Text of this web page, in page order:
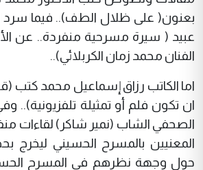
بعنون( على ظلال الطف).. فيما
عبيد ( سيرة مسرحية منفردة.. عن
الفنان محمد زمان الكربلائي)..
اما الكاتب رزاق إسماعيل محمد كتب
ان تكون فلم أو تمثيلة تلفزيونية)..
الصحفي الشاب (نمير شاكر) لقاءات
المعنيين بالمسرح الحسيني ليخرج
حول وجهة نظرهم في المسرح